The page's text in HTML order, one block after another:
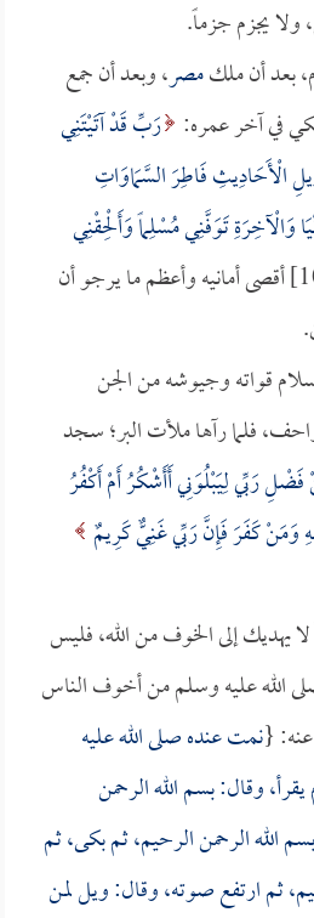
ولا يجزم جزماً.
بعد أن ملكمصر، وبعد أن جمع
في آخر عمره: رَبِّ قَدْ آتَيْتَنِي
الْأَحَادِيثِ فَاطِرَ السَّمَاوَاتِ
وَالْآخِرَةِ تَوَفَّنِي مُسْلِماً وَأَلْحِقْنِي
[يوسف:101] أقصى أمانيه وأعظم ما يرجو أن
قواته وجيوشه من الجن
فلما رآها ملأت البر؛ سجد
رَبِّي لِيَبْلُوَنِي أَأَشْكُرُ أَمْ أَكْفُرُ
وَمَنْ كَفَرَ فَإِنَّ رَبِّي غَنِيٌّ كَرِيمٌ
يهديك إلى الخوف من الله، فليس
الله عليه وسلم من أخوف الناس
{نمت عنده صلى الله عليه
وقال: بسم الله الرحمن
الله الرحمن الرحيم، ثم بكى، ثم
ثم ارتفع صوته، وقال: ويل لمن